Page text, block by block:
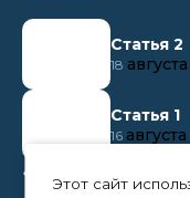
Статья 2
18 августа
Статья 1
16 августа
+7 (495) 374
Этот сайт